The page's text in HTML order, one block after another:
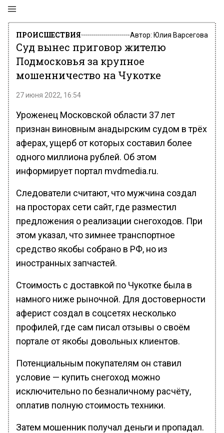
ПРОИСШЕСТВИЯ Автор: Юлия Варсегова
Суд вынес приговор жителю
Подмосковья за крупное
мошенничество на Чукотке
27 июня 2022, 16:54
Уроженец Московской области 37 лет
признан виновным анадырским судом в трёх
аферах, ущерб от которых составил более
одного миллиона рублей. Об этом
информирует портал mvdmedia.ru.
Следователи считают, что мужчина создал
на просторах сети сайт, где разместил
предложения о реализации снегоходов. При
этом указал, что зимнее транспортное
средство якобы собрано в РФ, но из
иностранных запчастей.
Стоимость с доставкой по Чукотке была в
намного ниже рыночной. Для достоверности
аферист создал в соцсетях несколько
профилей, где сам писал отзывы о своём
портале от якобы довольных клиентов.
Потенциальным покупателям он ставил
условие — купить снегоход можно
исключительно по безналичному расчёту,
оплатив полную стоимость техники.
Затем мошенник получал деньги и пропадал.